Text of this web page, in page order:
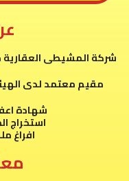
شركة المشيطى العقارية خبرة اكثر من 15
مقيم معتمد لدى
شهادة
استخراج
افراغ